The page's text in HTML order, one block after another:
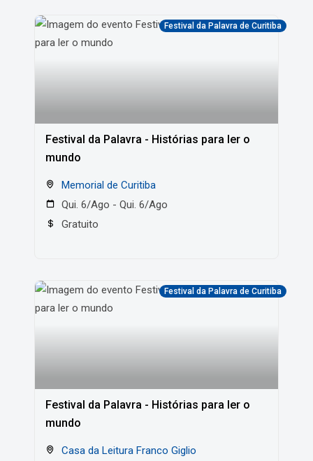
Festival da Palavra de Curitiba
Festival da Palavra - Histórias para ler o
mundo
Memorial de Curitiba
Qui. 6/Ago - Qui. 6/Ago
Gratuito
Festival da Palavra de Curitiba
Festival da Palavra - Histórias para ler o
mundo
Casa da Leitura Franco Giglio